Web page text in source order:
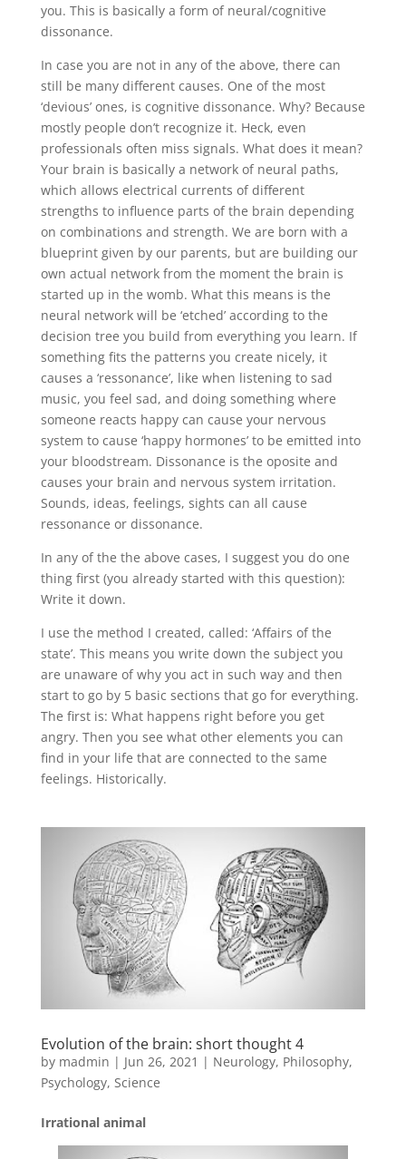
you. This is basically a form of neural/cognitive
dissonance.
In case you are not in any of the above, there can
still be many different causes. One of the most
‘devious’ ones, is cognitive dissonance. Why? Because
mostly people don’t recognize it. Heck, even
professionals often miss signals. What does it mean?
Your brain is basically a network of neural paths,
which allows electrical currents of different
strengths to influence parts of the brain depending
on combinations and strength. We are born with a
blueprint given by our parents, but are building our
own actual network from the moment the brain is
started up in the womb. What this means is the
neural network will be ‘etched’ according to the
decision tree you build from everything you learn. If
something fits the patterns you create nicely, it
causes a ‘ressonance’, like when listening to sad
music, you feel sad, and doing something where
someone reacts happy can cause your nervous
system to cause ‘happy hormones’ to be emitted into
your bloodstream. Dissonance is the oposite and
causes your brain and nervous system irritation.
Sounds, ideas, feelings, sights can all cause
ressonance or dissonance.
In any of the the above cases, I suggest you do one
thing first (you already started with this question):
Write it down.
I use the method I created, called: ‘Affairs of the
state’. This means you write down the subject you
are unaware of why you act in such way and then
start to go by 5 basic sections that go for everything.
The first is: What happens right before you get
angry. Then you see what other elements you can
find in your life that are connected to the same
feelings. Historically.
Evolution of the brain: short thought 4
by madmin | Jun 26, 2021 | Neurology, Philosophy,
Psychology, Science
Irrational animal